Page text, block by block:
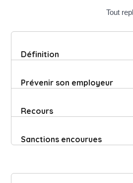
Tout
Définition
Prévenir son employeur
Recours
Sanctions encourues